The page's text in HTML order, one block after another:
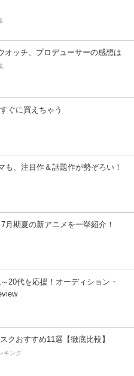
オッチ、プロデューサーの感想は
ぐに買えちゃう
も、注目作＆話題作が勢ぞろい！
7月期夏の新アニメを一挙紹介！
20代を応援！オーディション・
クおすすめ11選【徹底比較】
キング